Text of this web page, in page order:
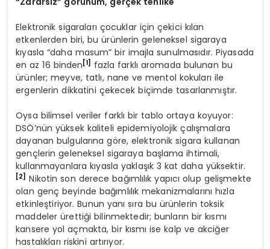
Elektronik sigaraları çocuklar için çekici kılan
etkenlerden biri, bu ürünlerin geleneksel sigaraya
kıyasla “daha masum” bir imajla sunulmasıdır. Piyasada
en az 16 binden [1] fazla farklı aromada bulunan bu
ürünler; meyve, tatlı, nane ve mentol kokuları ile
ergenlerin dikkatini çekecek biçimde tasarlanmıştır.
Oysa bilimsel veriler farklı bir tablo ortaya koyuyor:
DSÖ’nün yüksek kaliteli epidemiyolojik çalışmalara
dayanan bulgularına göre, elektronik sigara kullanan
gençlerin geleneksel sigaraya başlama ihtimali,
kullanmayanlara kıyasla yaklaşık 3 kat daha yüksektir.
[2] Nikotin son derece bağımlılık yapıcı olup gelişmekte
olan genç beyinde bağımlılık mekanizmalarını hızla
etkinleştiriyor. Bunun yanı sıra bu ürünlerin toksik
maddeler ürettiği bilinmektedir; bunların bir kısmı
kansere yol açmakta, bir kısmı ise kalp ve akciğer
hastalıkları riskini artırıyor.